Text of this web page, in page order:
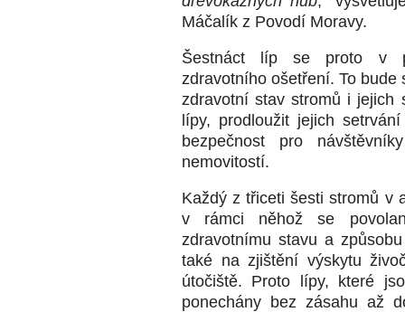
Máčalík z Povodí Moravy.
Šestnáct líp se proto v
zdravotního ošetření. To
zdravotní stav stromů i jejich
lípy, prodloužit jejich
bezpečnost pro
nemovitostí.
Každý z třiceti šesti stromů v
v rámci něhož se
zdravotnímu stavu a
také na zjištění výskytu
útočiště. Proto lípy, které
ponechány bez zásahu až